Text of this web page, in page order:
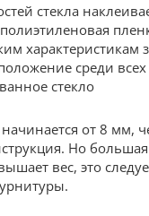
стекла
характеристикам
среди
стекло
от 8 мм,
Но
вес, это